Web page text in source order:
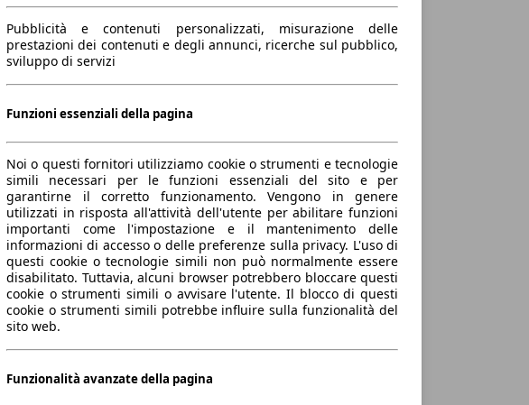
Leistung
79 KW (107 PS)
Pubblicità e contenuti personalizzati, misurazione delle
prestazioni dei contenuti e degli annunci, ricerche sul pubblico,
sviluppo di servizi
Funzioni essenziali della pagina
Noi o questi fornitori utilizziamo cookie o strumenti e tecnologie
simili necessari per le funzioni essenziali del sito e per
garantirne il corretto funzionamento. Vengono in genere
utilizzati in risposta all'attività dell'utente per abilitare funzioni
importanti come l'impostazione e il mantenimento delle
informazioni di accesso o delle preferenze sulla privacy. L'uso di
questi cookie o tecnologie simili non può normalmente essere
disabilitato. Tuttavia, alcuni browser potrebbero bloccare questi
cookie o strumenti simili o avvisare l'utente. Il blocco di questi
cookie o strumenti simili potrebbe influire sulla funzionalità del
sito web.
Funzionalità avanzate della pagina